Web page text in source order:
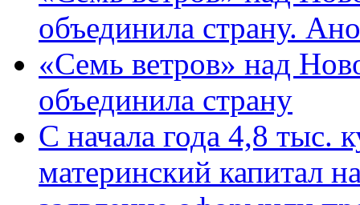
объединила страну.
«Семь ветров» над
объединила страну
С начала года 4,8 тыс.
материнский капитал